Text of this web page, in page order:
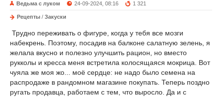
Ведьма с луком 24-09-2024, 08:16 1 321
Рецепты / Закуски
Трудно переживать о фигуре, когда у тебя все мозги
набекрень. Поэтому, посадив на балконе салатную зелень, я
желала вкусно и полезно улучшить рацион, но вместо
рукколы и кресса меня встретила колосящаяся мокрица. Вот
чуяла же моя жо... моё сердце: не надо было семена на
распродаже в рандомном магазине покупать. Теперь поздно
ругать продавца, работаем с тем, что выросло. Да и с